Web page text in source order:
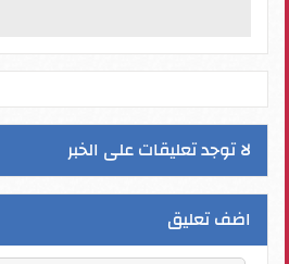
لا توجد تعليقات على الخبر
اضف تعليق